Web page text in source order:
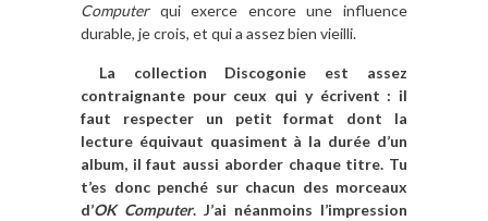
Computer qui exerce encore une influence
durable, je crois, et qui a assez bien vieilli.
La collection Discogonie est assez
contraignante pour ceux qui y écrivent : il
faut respecter un petit format dont la
lecture équivaut quasiment à la durée d’un
album, il faut aussi aborder chaque titre. Tu
t’es donc penché sur chacun des morceaux
d’OK Computer. J’ai néanmoins l’impression